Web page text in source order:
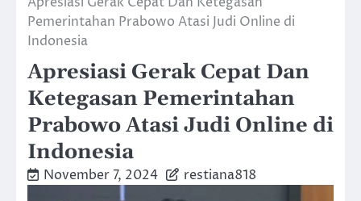
Pemerintahan Prabowo Atasi Judi Online di
Indonesia
Apresiasi Gerak Cepat Dan
Ketegasan Pemerintahan
Prabowo Atasi Judi Online di
Indonesia
November 7, 2024 restiana818